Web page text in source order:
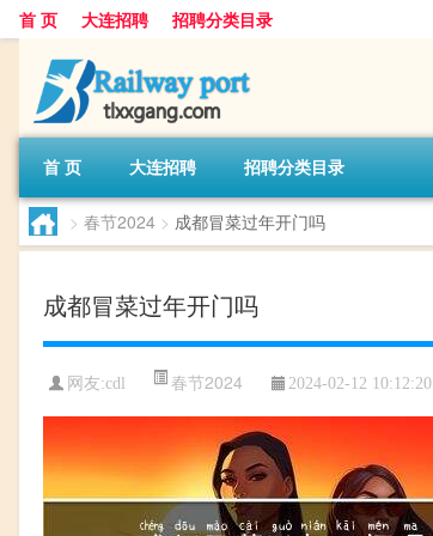
首 页 大连招聘 招聘分类目录
首 页 大连招聘 招聘分类目录
> 春节2024 > 成都冒菜过年开门吗
成都冒菜过年开门吗
网友:cdl 春节2024 2024-02-12 10:12:20